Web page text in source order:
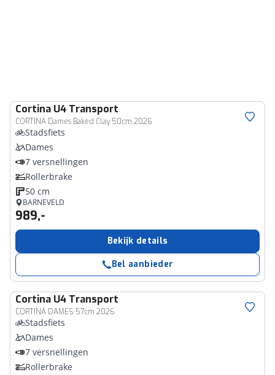
Cortina U4 Transport
CORTINA Dames Baked Clay 50cm 2026
Stadsfiets
Dames
7 versnellingen
Rollerbrake
50 cm
BARNEVELD
989,-
Bekijk details
Bel aanbieder
Cortina U4 Transport
CORTINA DAMES 57cm 2026
Stadsfiets
Dames
7 versnellingen
Rollerbrake